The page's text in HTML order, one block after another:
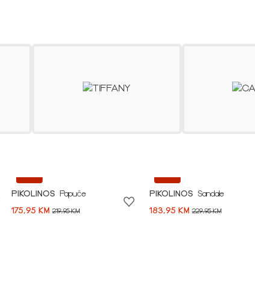
PIKOLINOS
Papuče
175,95 KM 219,95 KM
PIKOLINOS
Sandale
183,95 KM 229,95 KM